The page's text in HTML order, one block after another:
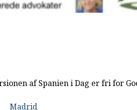
af Spanien i Dag er fri for
Madrid